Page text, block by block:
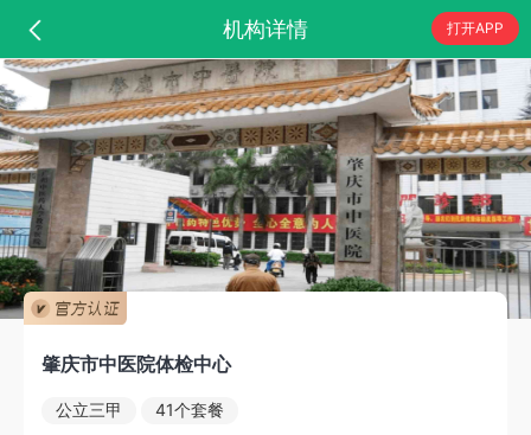
机构详情 打开APP
肇庆市中医院体检中心
公立三甲 41个套餐